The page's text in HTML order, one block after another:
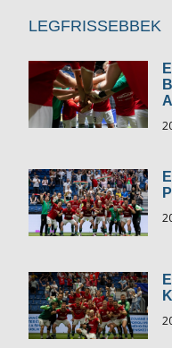
LEGFRISSEBBEK